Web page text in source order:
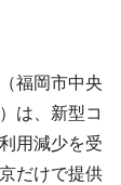
福岡市中央
は、新型コ
用減少を受
だけで提供